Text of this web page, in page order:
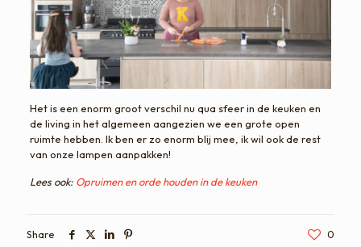
Het is een enorm groot verschil nu qua sfeer in de keuken en
de living in het algemeen aangezien we een grote open
ruimte hebben. Ik ben er zo enorm blij mee, ik wil ook de rest
van onze lampen aanpakken!
Lees ook: Opruimen en orde houden in de keuken
Share 0